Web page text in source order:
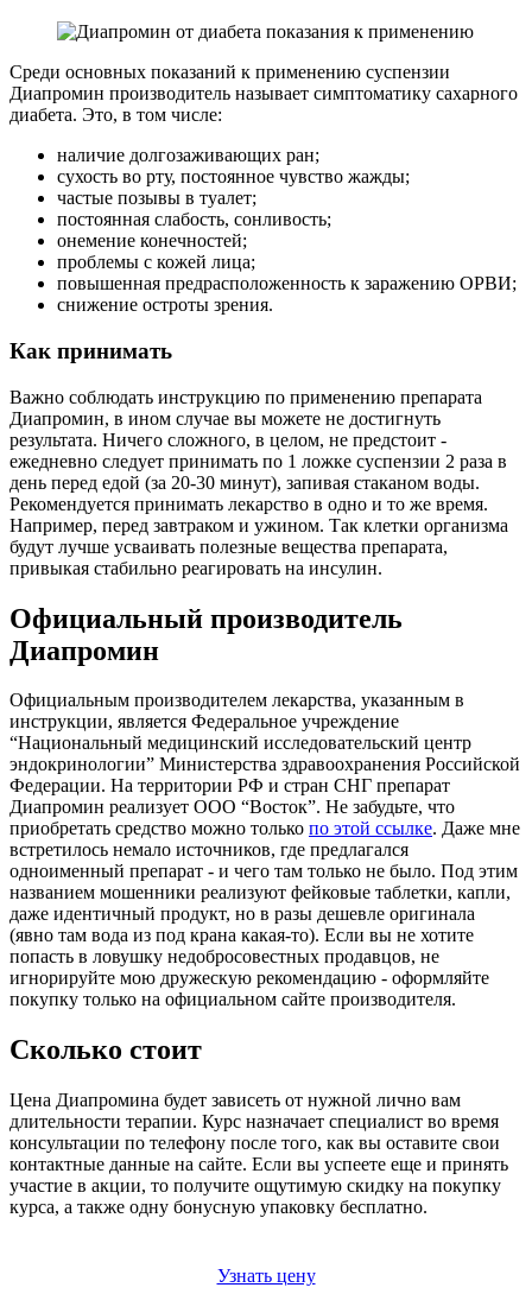
Среди основных показаний к применению суспензии
Диапромин производитель называет симптоматику сахарного
диабета. Это, в том числе:
наличие долгозаживающих ран;
сухость во рту, постоянное чувство жажды;
частые позывы в туалет;
постоянная слабость, сонливость;
онемение конечностей;
проблемы с кожей лица;
повышенная предрасположенность к заражению ОРВИ;
снижение остроты зрения.
Как принимать
Важно соблюдать инструкцию по применению препарата
Диапромин, в ином случае вы можете не достигнуть
результата. Ничего сложного, в целом, не предстоит -
ежедневно следует принимать по 1 ложке суспензии 2 раза в
день перед едой (за 20-30 минут), запивая стаканом воды.
Рекомендуется принимать лекарство в одно и то же время.
Например, перед завтраком и ужином. Так клетки организма
будут лучше усваивать полезные вещества препарата,
привыкая стабильно реагировать на инсулин.
Официальный производитель
Диапромин
Официальным производителем лекарства, указанным в
инструкции, является Федеральное учреждение
“Национальный медицинский исследовательский центр
эндокринологии” Министерства здравоохранения Российской
Федерации. На территории РФ и стран СНГ препарат
Диапромин реализует ООО “Восток”. Не забудьте, что
приобретать средство можно только по этой ссылке. Даже мне
встретилось немало источников, где предлагался
одноименный препарат - и чего там только не было. Под этим
названием мошенники реализуют фейковые таблетки, капли,
даже идентичный продукт, но в разы дешевле оригинала
(явно там вода из под крана какая-то). Если вы не хотите
попасть в ловушку недобросовестных продавцов, не
игнорируйте мою дружескую рекомендацию - оформляйте
покупку только на официальном сайте производителя.
Сколько стоит
Цена Диапромина будет зависеть от нужной лично вам
длительности терапии. Курс назначает специалист во время
консультации по телефону после того, как вы оставите свои
контактные данные на сайте. Если вы успеете еще и принять
участие в акции, то получите ощутимую скидку на покупку
курса, а также одну бонусную упаковку бесплатно.
Узнать цену